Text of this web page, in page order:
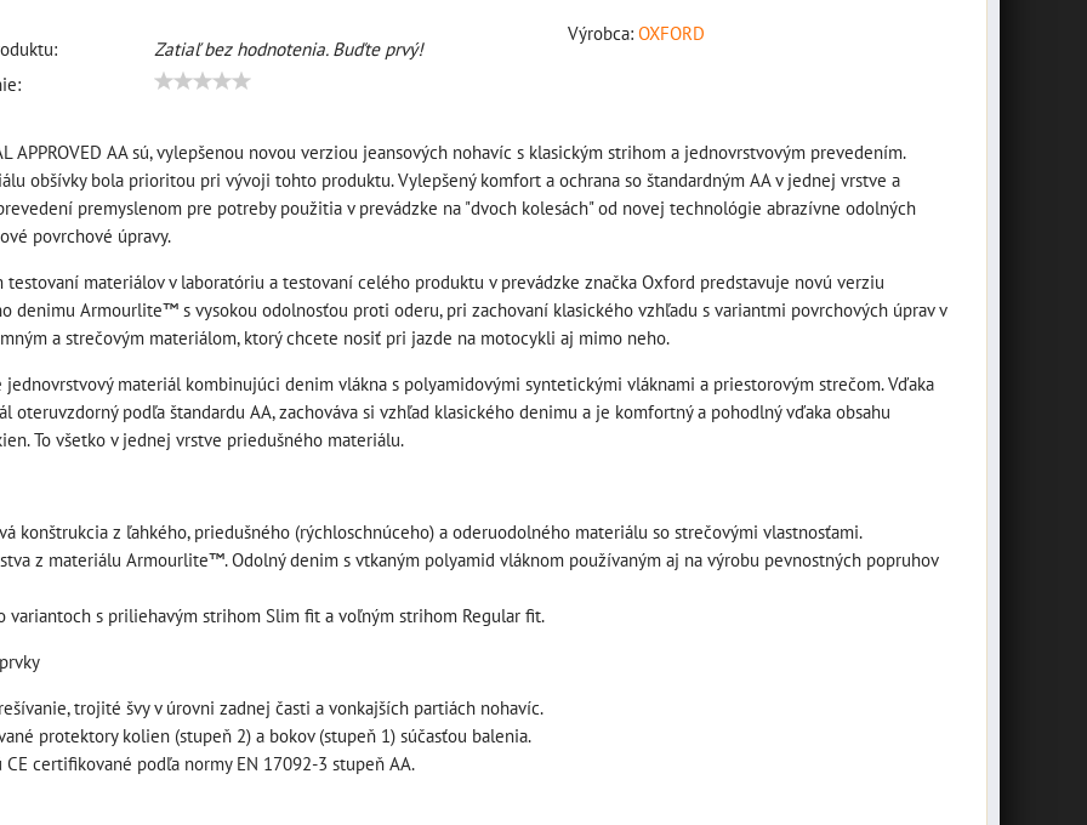
Zatiaľ bez hodnotenia. Buďte prvý!
Výrobca: OXFORD
APPROVED AA sú, vylepšenou novou verziou jeansových nohavíc s klasickým strihom a jednovrstvovým prevedením.
obšívky bola prioritou pri vývoji tohto produktu. Vylepšený komfort a ochrana so štandardným AA v jednej vrstve a
premyslenom pre potreby použitia v prevádzke na "dvoch kolesách" od novej technológie abrazívne odolných
povrchové úpravy.
testovaní materiálov v laboratóriu a testovaní celého produktu v prevádzke značka Oxford predstavuje novú verziu
denimu Armourlite™ s vysokou odolnosťou proti oderu, pri zachovaní klasického vzhľadu s variantmi povrchových úprav v
a strečovým materiálom, ktorý chcete nosiť pri jazde na motocykli aj mimo neho.
materiál kombinujúci denim vlákna s polyamidovými syntetickými vláknami a priestorovým strečom. Vďaka
oteruvzdorný podľa štandardu AA, zachováva si vzhľad klasického denimu a je komfortný a pohodlný vďaka obsahu
To všetko v jednej vrstve priedušného materiálu.
konštrukcia z ľahkého, priedušného (rýchloschnúceho) a oderuodolného materiálu so strečovými vlastnosťami.
z materiálu Armourlite™. Odolný denim s vtkaným polyamid vláknom používaným aj na výrobu pevnostných popruhov
variantoch s priliehavým strihom Slim fit a voľným strihom Regular fit.
trojité švy v úrovni zadnej časti a vonkajších partiách nohavíc.
protektory kolien (stupeň 2) a bokov (stupeň 1) súčasťou balenia.
CE certifikované podľa normy EN 17092-3 stupeň AA.
štartovací box +
power banka,
BAT997
banka, bootovací prúd 400
A, NOCO GB20
DO KOŠÍKA
špeciálny set
Novšie motocykle BMW
majú vôbec málo nástrojov v
tabuľa "Bikers
Welcome" 10014687
sada náradia Biker
Toll kit, OXFORD